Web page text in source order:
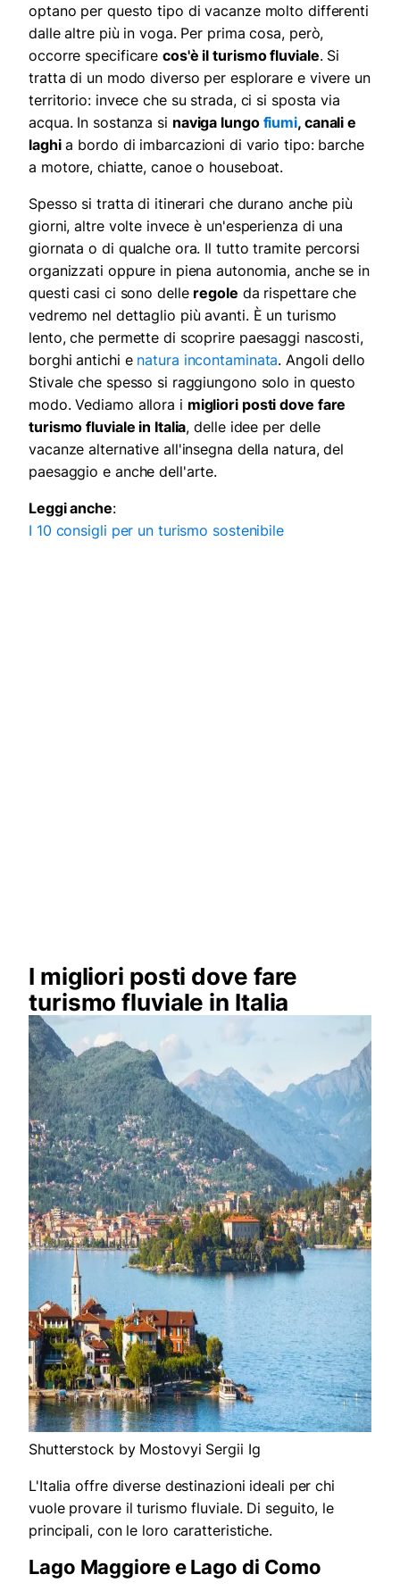
optano per questo tipo di vacanze molto differenti
dalle altre più in voga. Per prima cosa, però,
occorre specificare cos'è il turismo fluviale. Si
tratta di un modo diverso per esplorare e vivere un
territorio: invece che su strada, ci si sposta via
acqua. In sostanza si naviga lungofiumi, canali e
laghia bordo di imbarcazioni di vario tipo: barche
a motore, chiatte, canoe o houseboat.
Spesso si tratta di itinerari che durano anche più
giorni, altre volte invece è un'esperienza di una
giornata o di qualche ora. Il tutto tramite percorsi
organizzati oppure in piena autonomia, anche se in
questi casi ci sono delle regole da rispettare che
vedremo nel dettaglio più avanti. È un turismo
lento, che permette di scoprire paesaggi nascosti,
borghi antichi e natura incontaminata. Angoli dello
Stivale che spesso si raggiungono solo in questo
modo. Vediamo allora i migliori posti dove fare
turismo fluviale in Italia, delle idee per delle
vacanze alternative all'insegna della natura, del
paesaggio e anche dell'arte.
Leggi anche:
I 10 consigli per un turismo sostenibile
I migliori posti dove fare
turismo fluviale in Italia
Shutterstock by Mostovyi Sergii Ig
L'Italia offre diverse destinazioni ideali per chi
vuole provare il turismo fluviale. Di seguito, le
principali, con le loro caratteristiche.
Lago Maggiore e Lago di Como